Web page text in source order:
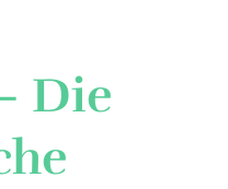
Die